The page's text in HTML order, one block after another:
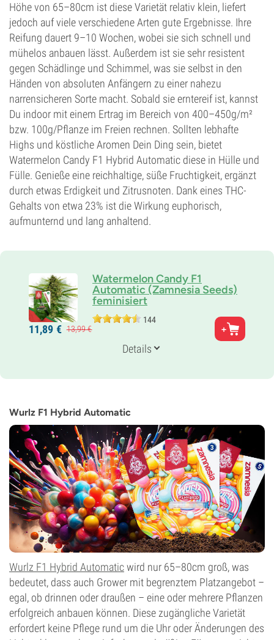
Höhe von 65–80cm ist diese Varietät relativ klein, liefert
jedoch auf viele verschiedene Arten gute Ergebnisse. Ihre
Reifung dauert 9–10 Wochen, wobei sie sich schnell und
mühelos anbauen lässt. Außerdem ist sie sehr resistent
gegen Schädlinge und Schimmel, was sie selbst in den
Händen von absoluten Anfängern zu einer nahezu
narrensicheren Sorte macht. Sobald sie erntereif ist, kannst
Du indoor mit einem Ertrag im Bereich von 400–450g/m²
bzw. 100g/Pflanze im Freien rechnen. Sollten lebhafte
Highs und köstliche Aromen Dein Ding sein, bietet
Watermelon Candy F1 Hybrid Automatic diese in Hülle und
Fülle. Genieße eine reichhaltige, süße Fruchtigkeit, ergänzt
durch etwas Erdigkeit und Zitrusnoten. Dank eines THC-
Gehalts von etwa 23% ist die Wirkung euphorisch,
aufmunternd und lang anhaltend.
Watermelon Candy F1
Automatic (Zamnesia Seeds)
feminisiert
144
Eltern
Watermelon x Candy Kush x Ruderalis
9-10 wochen von der Saat bis zur Ernte
CBD
Gering
Blütentyp
Autoflowering
11,89 € 13,99€
Details
Wurlz F1 Hybrid Automatic
Wurlz F1 Hybrid Automaticwird nur 65–80cm groß, was
bedeutet, dass auch Grower mit begrenztem Platzangebot –
egal, ob drinnen oder draußen – eine oder mehrere Pflanzen
erfolgreich anbauen können. Diese zugängliche Varietät
erfordert keine Pflege rund um die Uhr oder Änderungen des